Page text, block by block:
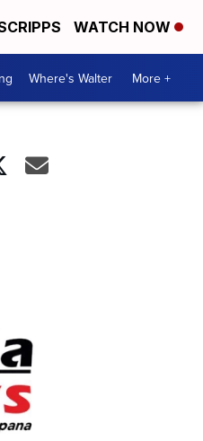
WATCH NOW
Where's Walter More +